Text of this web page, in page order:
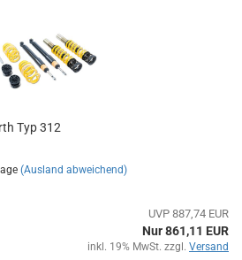
Typ 312
(Ausland abweichend)
UVP 887,74 EUR
Nur 861,11 EUR
inkl. 19% MwSt. zzgl. Versand